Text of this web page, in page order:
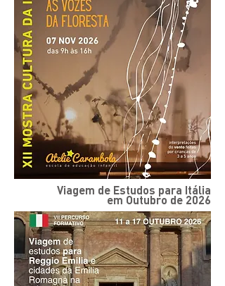
Viagem de Estudos para Itália
em Outubro de 2026